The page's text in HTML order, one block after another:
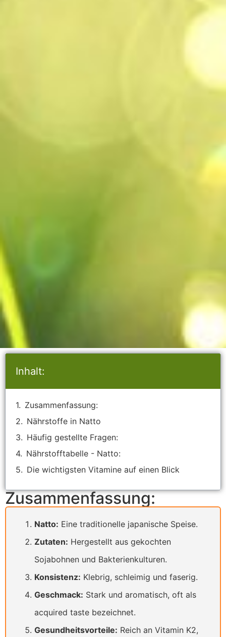
Inhalt:
Zusammenfassung:
Nährstoffe in Natto
Häufig gestellte Fragen:
Nährstofftabelle - Natto:
Die wichtigsten Vitamine auf einen Blick
Zusammenfassung:
Natto: Eine traditionelle japanische Speise.
Zutaten: Hergestellt aus gekochten
Sojabohnen und Bakterienkulturen.
Konsistenz: Klebrig, schleimig und faserig.
Geschmack: Stark und aromatisch, oft als
acquired taste bezeichnet.
Gesundheitsvorteile: Reich an Vitamin K2,